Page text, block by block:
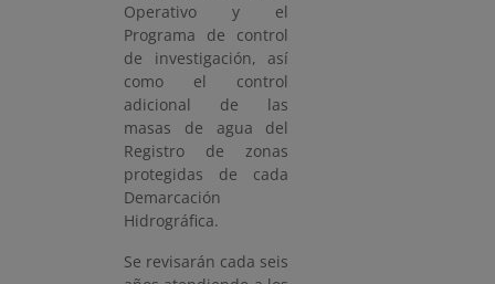
Operativo y el
Programa de control
de investigación, así
como el control
adicional de las
masas de agua del
Registro de zonas
protegidas de cada
Demarcación
Hidrográfica.
Se revisarán cada seis